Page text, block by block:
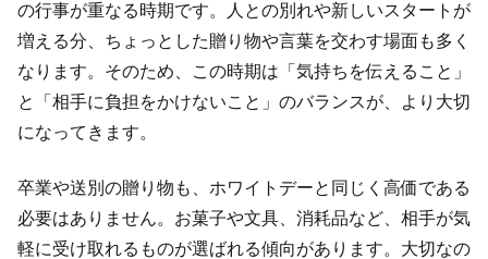
の行事が重なる時期です。人との別れや新しいスタートが
増える分、ちょっとした贈り物や言葉を交わす場面も多く
なります。そのため、この時期は「気持ちを伝えること」
と「相手に負担をかけないこと」のバランスが、より大切
になってきます。
卒業や送別の贈り物も、ホワイトデーと同じく高価である
必要はありません。お菓子や文具、消耗品など、相手が気
軽に受け取れるものが選ばれる傾向があります。大切なの